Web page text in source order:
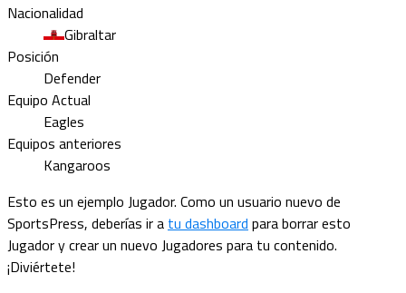
Nacionalidad
Gibraltar
Posición
Defender
Equipo Actual
Eagles
Equipos anteriores
Kangaroos
Esto es un ejemplo Jugador. Como un usuario nuevo de
SportsPress, deberías ir a tu dashboard para borrar esto
Jugador y crear un nuevo Jugadores para tu contenido.
¡Diviértete!